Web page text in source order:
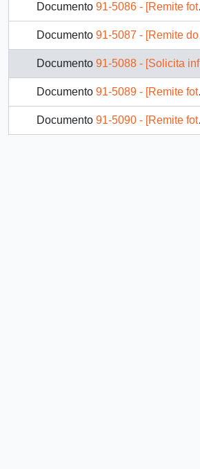
Documento 91-5086 - [Remite fotocopia de carta que se indica a Director División Gobierno Interior]
Documento 91-5087 - [Remite documento a Jefe División Jurídico-Legislativa]
Documento 91-5088 - [Solicita información a Subsecretario de Previsión Social, en relación a normas de reajuste de pensiones de las Fuerzas Armadas]
Documento 91-5089 - [Remite fotocopias de cartas que se indica a Subsecretario del Interior]
Documento 91-5090 - [Remite fotocopia de carta que se indica a Superintendente de Bancos e Instituciones Financieras]